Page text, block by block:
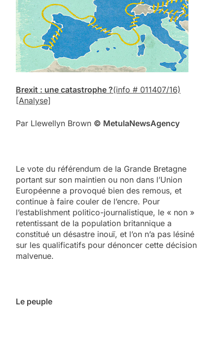
Brexit : une catastrophe ?(info # 011407/16)
[Analyse]
Par Llewellyn Brown © MetulaNewsAgency
Le vote du référendum de la Grande Bretagne
portant sur son maintien ou non dans l’Union
Européenne a provoqué bien des remous, et
continue à faire couler de l’encre. Pour
l’establishment politico-journalistique, le « non »
retentissant de la population britannique a
constitué un désastre inouï, et l’on n’a pas lésiné
sur les qualificatifs pour dénoncer cette décision
malvenue.
Le peuple